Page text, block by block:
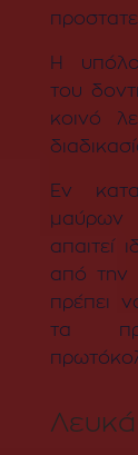
Η
του
κοινό
Εν
μαύρων
απαιτεί
από την
πρέπει
τα